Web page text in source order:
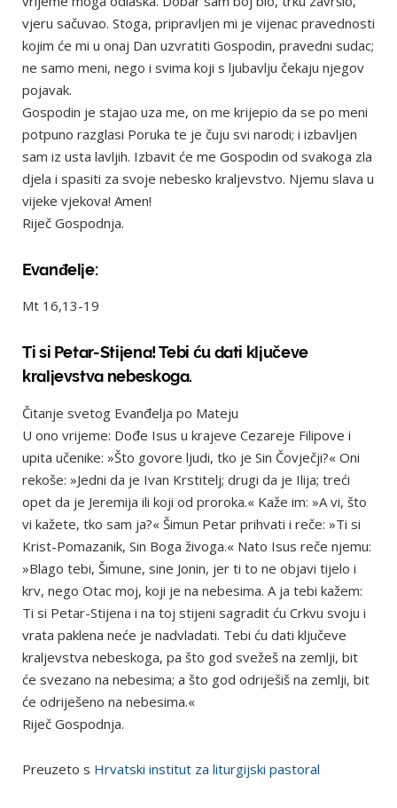
vjeru sačuvao. Stoga, pripravljen mi je vijenac pravednosti
kojim će mi u onaj Dan uzvratiti Gospodin, pravedni sudac;
ne samo meni, nego i svima koji s ljubavlju čekaju njegov
pojavak.
Gospodin je stajao uza me, on me krijepio da se po meni
potpuno razglasi Poruka te je čuju svi narodi; i izbavljen
sam iz usta lavljih. Izbavit će me Gospodin od svakoga zla
djela i spasiti za svoje nebesko kraljevstvo. Njemu slava u
vijeke vjekova! Amen!
Riječ Gospodnja.
Evanđelje:
Mt 16,13-19
Ti si Petar-Stijena! Tebi ću dati ključeve
kraljevstva nebeskoga.
Čitanje svetog Evanđelja po Mateju
U ono vrijeme: Dođe Isus u krajeve Cezareje Filipove i
upita učenike: »Što govore ljudi, tko je Sin Čovječji?« Oni
rekoše: »Jedni da je Ivan Krstitelj; drugi da je Ilija; treći
opet da je Jeremija ili koji od proroka.« Kaže im: »A vi, što
vi kažete, tko sam ja?« Šimun Petar prihvati i reče: »Ti si
Krist-Pomazanik, Sin Boga živoga.« Nato Isus reče njemu:
»Blago tebi, Šimune, sine Jonin, jer ti to ne objavi tijelo i
krv, nego Otac moj, koji je na nebesima. A ja tebi kažem:
Ti si Petar-Stijena i na toj stijeni sagradit ću Crkvu svoju i
vrata paklena neće je nadvladati. Tebi ću dati ključeve
kraljevstva nebeskoga, pa što god svežeš na zemlji, bit
će svezano na nebesima; a što god odriješiš na zemlji, bit
će odriješeno na nebesima.«
Riječ Gospodnja.
Preuzeto s Hrvatski institut za liturgijski pastoral